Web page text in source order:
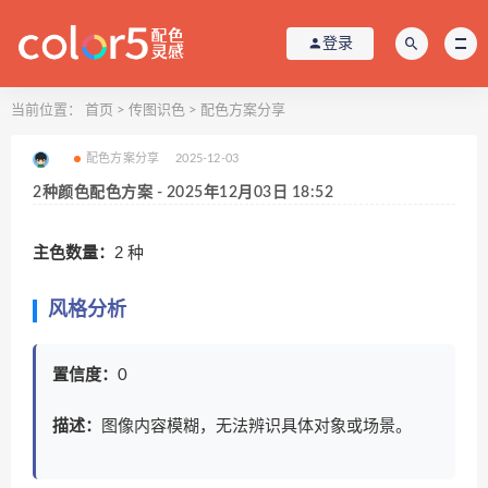
登录
当前位置： 首页 > 传图识色 > 配色方案分享
配色方案分享 2025-12-03
2种颜色配色方案 - 2025年12月03日 18:52
主色数量： 2 种
风格分析
置信度： 0
描述： 图像内容模糊，无法辨识具体对象或场景。